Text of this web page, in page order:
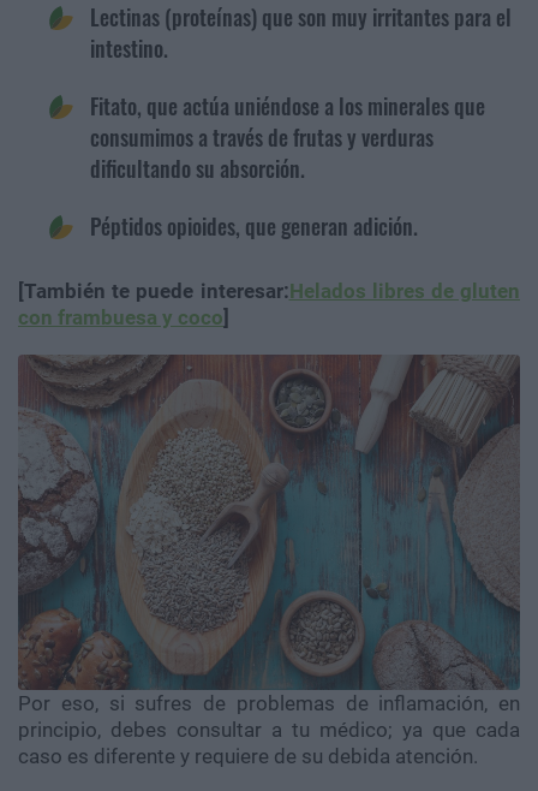
Lectinas (proteínas) que son muy irritantes para el
intestino.
Fitato, que actúa uniéndose a los minerales que
consumimos a través de frutas y verduras
dificultando su absorción.
Péptidos opioides, que generan adición.
[También te puede interesar:Helados libres de gluten
con frambuesa y coco]
Por eso, si sufres de problemas de inflamación, en
principio, debes consultar a tu médico; ya que cada
caso es diferente y requiere de su debida atención.